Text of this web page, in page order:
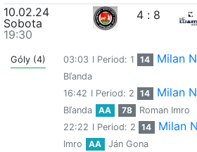
10.02.24
Sobota
19:30
4 : 8
Góly (4) 03:03 I Period: 1 14 Milan
Bľanda
16:42 I Period: 2 14 Milan
Bľanda
AA 78
Roman Imro
22:22 I Period: 2 14 Milan
Imro
AA
Ján Gona